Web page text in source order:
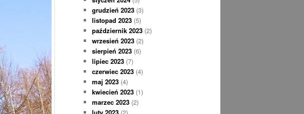
grudzień 2023 (3)
listopad 2023 (5)
październik 2023 (2)
wrzesień 2023 (2)
sierpień 2023 (6)
lipiec 2023 (7)
czerwiec 2023 (4)
maj 2023 (4)
kwiecień 2023 (1)
marzec 2023 (2)